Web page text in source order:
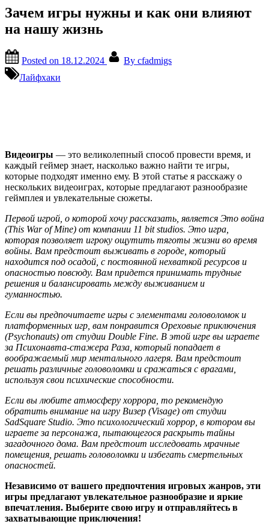
Зачем игры нужны и как они влияют
на нашу жизнь
Posted on 18.12.2024 By cfadmigs
Лайфхаки
Видеоигры — это великолепный способ провести время, и
каждый геймер знает, насколько важно найти те игры,
которые подходят именно ему. В этой статье я расскажу о
нескольких видеоиграх, которые предлагают разнообразие
геймплея и увлекательные сюжеты.
Первой игрой, о которой хочу рассказать, является Это война
(This War of Mine) от компании 11 bit studios. Это игра,
которая позволяет игроку ощутить тяготы жизни во время
войны. Вам предстоит выживать в городе, который
находится под осадой, с постоянной нехваткой ресурсов и
опасностью повсюду. Вам придется принимать трудные
решения и балансировать между выживанием и
гуманностью.
Если вы предпочитаете игры с элементами головоломок и
платформенных игр, вам понравится Ореховые приключения
(Psychonauts) от студии Double Fine. В этой игре вы играете
за Психонавта-стажера Раза, который попадает в
воображаемый мир ментального лагеря. Вам предстоит
решать различные головоломки и сражаться с врагами,
используя свои психические способности.
Если вы любите атмосферу хоррора, то рекомендую
обратить внимание на игру Визер (Visage) от студии
SadSquare Studio. Это психологический хоррор, в котором вы
играете за персонажа, пытающегося раскрыть тайны
загадочного дома. Вам предстоит исследовать мрачные
помещения, решать головоломки и избегать смертельных
опасностей.
Независимо от вашего предпочтения игровых жанров, эти
игры предлагают увлекательное разнообразие и яркие
впечатления. Выберите свою игру и отправляйтесь в
захватывающие приключения!